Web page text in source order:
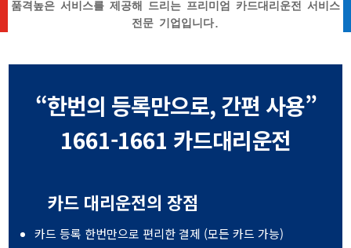
품격높은 서비스를 제공해 드리는 프리미엄 카드대리운전 서비스
전문 기업입니다.
“한번의 등록만으로, 간편 사용”
1661-1661 카드대리운전
카드 대리운전의 장점
카드 등록 한번만으로 편리한 결제 (모든 카드 가능)